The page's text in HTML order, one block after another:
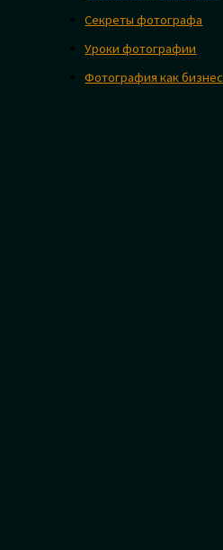
Секреты фотографа
Уроки фотографии
Фотография как бизнес